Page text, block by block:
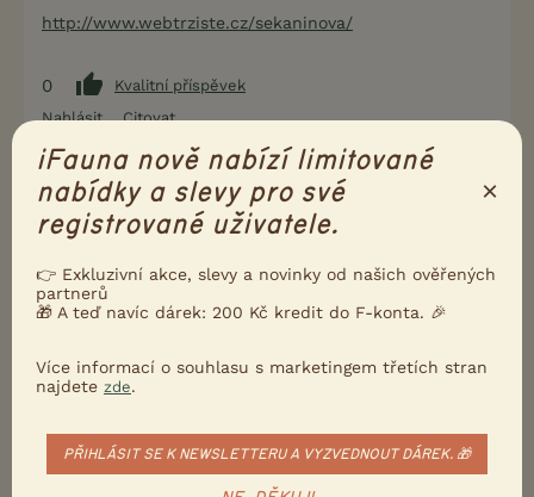
http://www.webtrziste.cz/sekaninova/
0
Kvalitní příspěvek
Nahlásit
Citovat
Neregistrovaný uživatel 29.6.2014 16:02
Není to tato?
Jo,to je ona,děkuji.
Kvalitní příspěvek
iFauna nově nabízí limitované
nabídky a slevy pro své
registrované uživatele.
×
👉 Exkluzivní akce, slevy a novinky od našich ověřených
partnerů
🎁 A teď navíc dárek: 200 Kč kredit do F-konta. 🎉
Více informací o souhlasu s marketingem třetích stran
najdete zde.
PŘIHLÁSIT SE K NEWSLETTERU A VYZVEDNOUT DÁREK. 🎁